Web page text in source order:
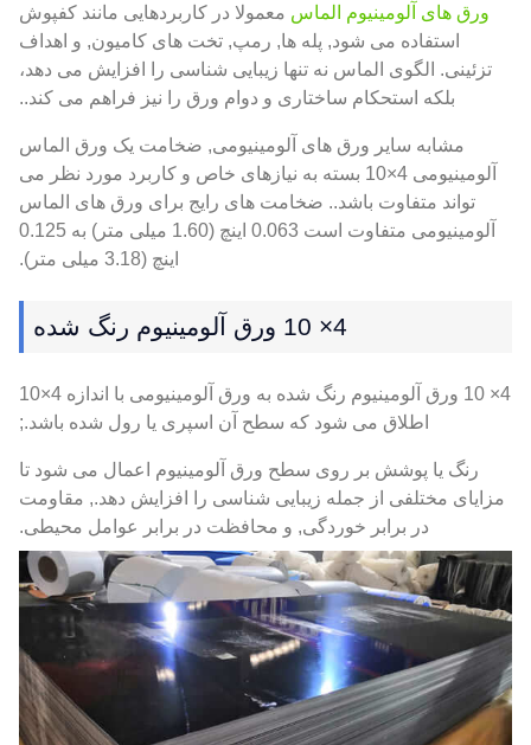
ورق های آلومینیوم الماس معمولا در کاربردهایی مانند کفپوش
استفاده می شود, پله ها, رمپ, تخت های کامیون, و اهداف
تزئینی. الگوی الماس نه تنها زیبایی شناسی را افزایش می دهد،
بلکه استحکام ساختاری و دوام ورق را نیز فراهم می کند..
مشابه سایر ورق های آلومینیومی, ضخامت یک ورق الماس
آلومینیومی 4×10 بسته به نیازهای خاص و کاربرد مورد نظر می
تواند متفاوت باشد.. ضخامت های رایج برای ورق های الماس
آلومینیومی متفاوت است 0.063 اینچ (1.60 میلی متر) به 0.125
اینچ (3.18 میلی متر).
4× 10 ورق آلومینیوم رنگ شده
4× 10 ورق آلومینیوم رنگ شده به ورق آلومینیومی با اندازه 4×10
اطلاق می شود که سطح آن اسپری یا رول شده باشد.;
رنگ یا پوشش بر روی سطح ورق آلومینیوم اعمال می شود تا
مزایای مختلفی از جمله زیبایی شناسی را افزایش دهد., مقاومت
در برابر خوردگی, و محافظت در برابر عوامل محیطی.